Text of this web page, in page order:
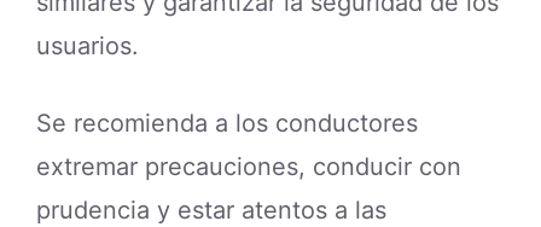
usuarios.
Se recomienda a los conductores
extremar precauciones, conducir con
prudencia y estar atentos a las